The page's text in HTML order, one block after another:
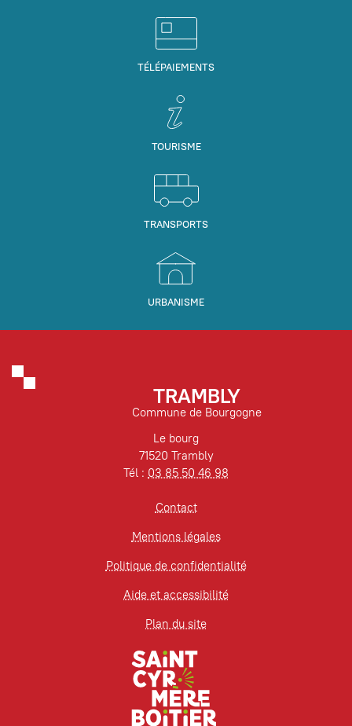
TÉLÉPAIEMENTS
TOURISME
TRANSPORTS
URBANISME
TRAMBLY
Commune de Bourgogne
Le bourg
71520 Trambly
Tél : 03 85 50 46 98
Contact
Mentions légales
Politique de confidentialité
Aide et accessibilité
Plan du site